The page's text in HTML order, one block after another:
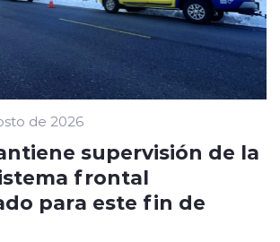
de 2026
supervisión de la
frontal
para este fin de